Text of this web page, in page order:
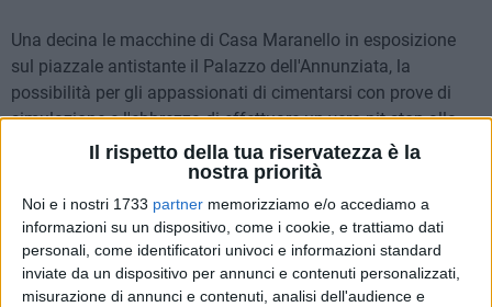
Il rispetto della tua riservatezza è la
nostra priorità
Noi e i nostri 1733 partner memorizziamo e/o accediamo a
informazioni su un dispositivo, come i cookie, e trattiamo dati
personali, come identificatori univoci e informazioni standard
inviate da un dispositivo per annunci e contenuti personalizzati,
misurazione di annunci e contenuti, analisi dell'audience e
Una decina le macchine di Casa Maranello in esposizione
sul piazzale antistante il Palazzo dell'Annunziata, la
possibilità per gli appassionati di cimentarsi con prove di
simulazione e l'ebbrezza di effettuare un vero pit stop alla
Ferrari F2 con cui Michael Schumacher vinse il campionato
Le attività continuano nella mattinata di domani, 27 Aprile. I
ferraristi porteranno a bordo giovani disabili, sempre in
Piazza Vittorio Veneto.